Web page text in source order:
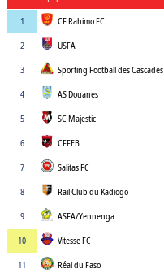
1
CF Rahimo FC
2
USFA
3
Sporting Football des Cascades
4
AS Douanes
5
SC Majestic
6
CFFEB
7
Salitas FC
8
Rail Club du Kadiogo
9
ASFA/Yennenga
10
Vitesse FC
11
Réal du Faso